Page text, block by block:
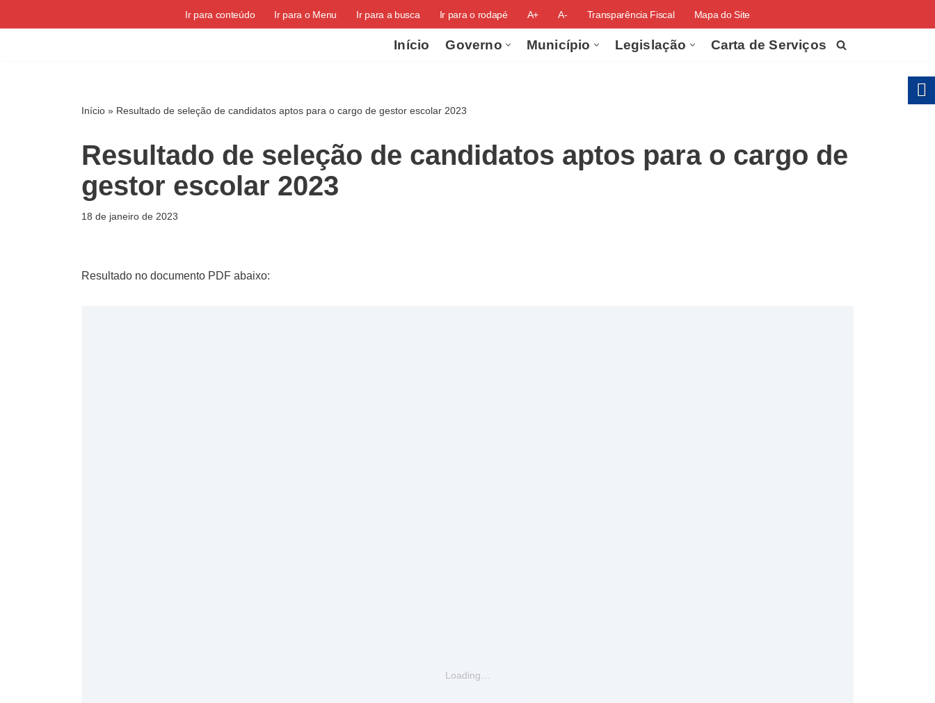
Ir para conteúdo Ir para o Menu Ir para a busca Ir para o rodapé A+ A- Transparência Fiscal Mapa do Site
Início Governo Município Legislação Carta de Serviços
Início » Resultado de seleção de candidatos aptos para o cargo de gestor escolar 2023
Resultado de seleção de candidatos aptos para o cargo de
gestor escolar 2023
18 de janeiro de 2023
Resultado no documento PDF abaixo:
Loading…